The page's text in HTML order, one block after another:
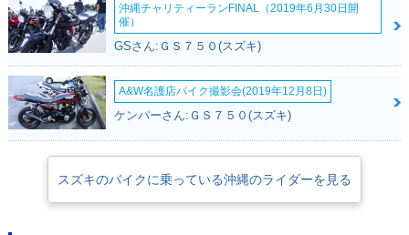
沖縄チャリティーランFINAL（2019年6月30日開
催）
GSさん:ＧＳ７５０(スズキ)
A&W名護店バイク撮影会(2019年12月8日)
ケンパーさん:ＧＳ７５０(スズキ)
スズキのバイクに乗っている沖縄のライダーを見る